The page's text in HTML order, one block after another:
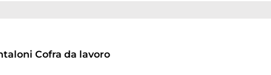
Cofra da lavoro